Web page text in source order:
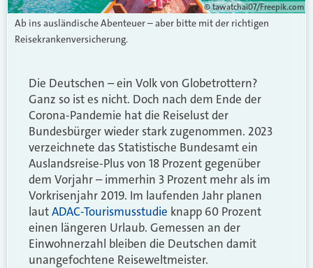
© tawatchai07/Freepik.com
Ab ins ausländische Abenteuer – aber bitte mit der richtigen
Reisekrankenversicherung.
Die Deutschen – ein Volk von Globetrottern?
Ganz so ist es nicht. Doch nach dem Ende der
Corona-Pandemie hat die Reiselust der
Bundesbürger wieder stark zugenommen. 2023
verzeichnete das Statistische Bundesamt ein
Auslandsreise-Plus von 18 Prozent gegenüber
dem Vorjahr – immerhin 3 Prozent mehr als im
Vorkrisenjahr 2019. Im laufenden Jahr planen
lautADAC-Tourismusstudie knapp 60 Prozent
einen längeren Urlaub. Gemessen an der
Einwohnerzahl bleiben die Deutschen damit
unangefochtene Reiseweltmeister.